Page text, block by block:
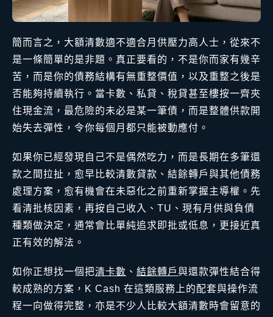
簡而言之，大額清數適不適合月供壓力高人士，從來不
是一條簡單的是非題。真正要看的，不是你而家有幾辛
苦，而是你的債務結構有無重整價值，以及重整之後是
否能夠持續執行。當卡數、私貸、稅貸甚至樓按一齊夾
住現金流，最危險的未必是某一筆債，而是整體供款開
始失去彈性，令你每個月都只能被動應付。
如果你已經發現自己不是偶然吃力，而是長期在多筆還
款之間拉扯，愈早比較清數貸款、結餘轉戶與其他債務
處理方案，愈有機會在未惡化之前重新掌握主導權。先
看清批核因素，再按自己收入、TU、現有月供與負債
種類做決定，通常會比單純追求即批或低息，更接近真
正有效的解法。
如你正想找一個把清卡數 、 結餘轉戶與還款彈性結合得
較成熟的方案，K Cash 在這類服務上的配套與操作流
程一向做得完整，亦是不少人比較大額清數時會留意的